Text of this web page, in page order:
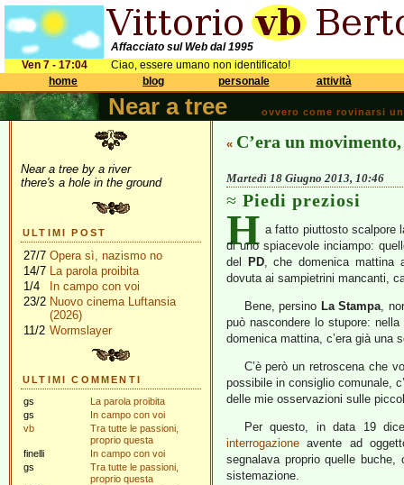
Affacciato sul Web dal 1995
Ven 7 - 17:04
Ciao, essere umano non identificato!
home
blog personale attività
Near a tree ovvero come rovinarsi
Near a tree by a river
there's a hole in the ground
ULTIMI POST
27/7 Opera sì, nazismo no
14/7 La parola proibita
1/4
In campo con voi
23/2 Nuovo cinema Luftansia
(2026)
11/2 Wormslayer
ULTIMI COMMENTI
gs
La parola proibita
gs
In campo con voi
vb
Tra tutte le passioni,
proprio questa
finelli
In campo con voi
gs
Tra tutte le passioni,
proprio questa
« C’era un
Martedì 18 Giugno 2013, 10:46
Piedi preziosi
H a fatto piuttosto scalpore
di uno spiacevole inciampo:
del
PD, che domenica mattina
dovuta ai sampietrini mancanti,
Bene, persino La Stampa,
può nascondere lo stupore:
domenica mattina, c’era già una
C’è però un retroscena che
possibile in consiglio comunale,
delle mie osservazioni sulle
Per questo, in data 19
interrogazione avente ad
segnalava proprio quelle buche,
sistemazione.